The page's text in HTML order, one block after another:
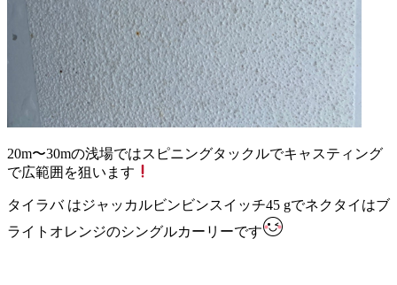
20m〜30mの浅場ではスピニングタックルでキャスティング
で広範囲を狙います
タイラバ はジャッカルビンビンスイッチ45 gでネクタイはブ
ライトオレンジのシングルカーリーです